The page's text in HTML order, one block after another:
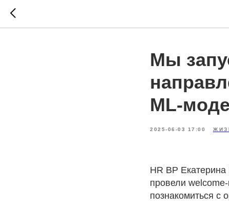
Мы
2025-06-03 17:00
HR BP
провели
познакомиться с